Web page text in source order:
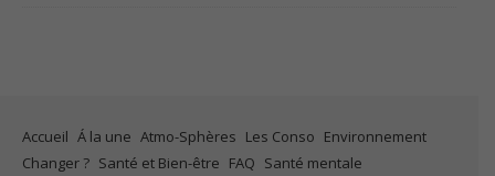
Accueil Á la une Atmo-Sphères Les Conso Environnement
Changer ? Santé et Bien-être FAQ Santé mentale